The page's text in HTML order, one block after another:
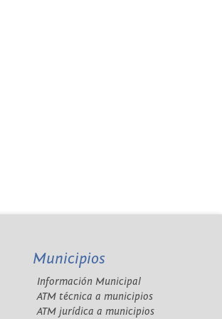
Municipios
Información Municipal
ATM técnica a municipios
ATM jurídica a municipios